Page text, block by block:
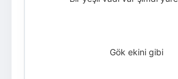
Gök ekini gibi